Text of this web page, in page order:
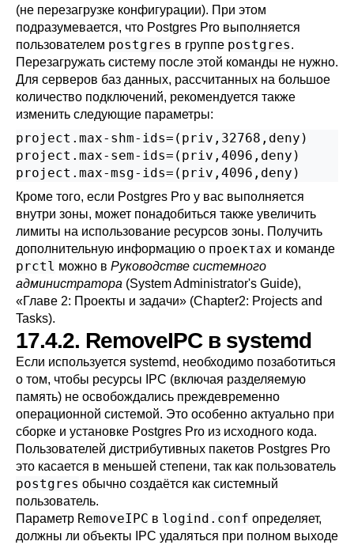
(не перезагрузке конфигурации). При этом
подразумевается, что Postgres Pro выполняется
пользователем postgres в группе postgres.
Перезагружать систему после этой команды не нужно.
Для серверов баз данных, рассчитанных на большое
количество подключений, рекомендуется также
изменить следующие параметры:
project.max-shm-ids=(priv,32768,deny)
project.max-sem-ids=(priv,4096,deny)
project.max-msg-ids=(priv,4096,deny)
Кроме того, если Postgres Pro у вас выполняется
внутри зоны, может понадобиться также увеличить
лимиты на использование ресурсов зоны. Получить
дополнительную информацию о проектах и команде
prctl можно в Руководстве системного
администратора (System Administrator's Guide),
«Главе 2: Проекты и задачи» (Chapter2: Projects and
Tasks).
17.4.2. RemoveIPC в systemd
Если используется systemd, необходимо позаботиться
о том, чтобы ресурсы IPC (включая разделяемую
память) не освобождались преждевременно
операционной системой. Это особенно актуально при
сборке и установке Postgres Pro из исходного кода.
Пользователей дистрибутивных пакетов Postgres Pro
это касается в меньшей степени, так как пользователь
postgres обычно создаётся как системный
пользователь.
Параметр RemoveIPC в logind.conf определяет,
должны ли объекты IPC удаляться при полном выходе